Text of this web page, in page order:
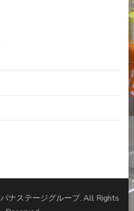
パナステージグループ. All Rights